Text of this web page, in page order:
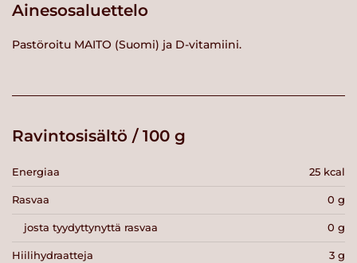
Ainesosaluettelo
Pastöroitu MAITO (Suomi) ja D-vitamiini.
Ravintosisältö / 100 g
Energiaa 25 kcal
Rasvaa 0 g
josta tyydyttynyttä rasvaa 0 g
Hiilihydraatteja 3 g